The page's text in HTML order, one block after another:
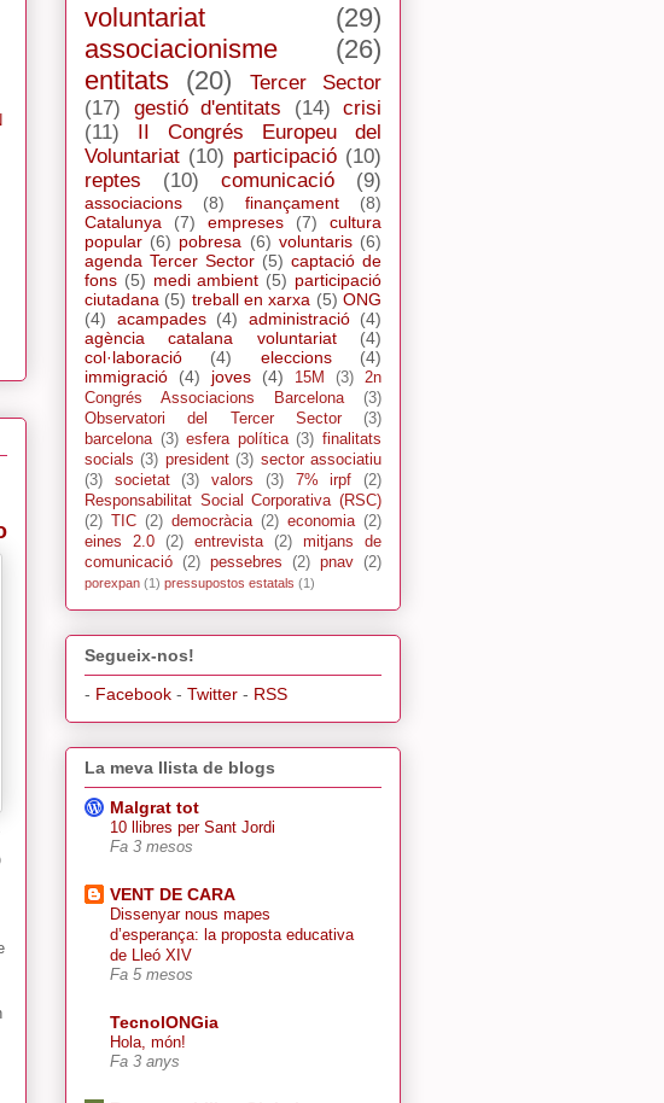
voluntariat
(29)
associacionisme
(26)
entitats (20)
Tercer Sector
(17)
gestió d'entitats (14) crisi
(11)
II Congrés Europeu del
Voluntariat (10) participació (10)
reptes
(10) comunicació (9)
associacions (8) finançament
(8)
Catalunya
(7) empreses (7)
cultura
popular (6) pobresa (6) voluntaris (6)
agenda Tercer Sector (5) captació de
fons (5) medi ambient (5) participació
ciutadana (5) treball en xarxa (5) ONG
(4)
acampades (4) administració (4)
agència catalana voluntariat
(4)
col·laboració
(4) eleccions
(4)
immigració
(4) joves (4) 15M (3)
2n
Congrés Associacions Barcelona
(3)
Observatori del Tercer Sector
(3)
barcelona (3) esfera política (3) finalitats
socials (3) president (3) sector associatiu
(3)
societat (3) valors (3) 7% irpf
(2)
Responsabilitat Social Corporativa (RSC)
(2) TIC (2) democràcia (2) economia (2)
eines 2.0
(2) entrevista (2)
mitjans de
comunicació (2) pessebres (2) pnav (2)
porexpan (1) pressupostos estatals (1)
Segueix-nos!
- Facebook - Twitter - RSS
La meva llista de blogs
Malgrat tot
10 llibres per Sant Jordi
Fa 3 mesos
VENT DE CARA
Dissenyar nous mapes
d’esperança: la proposta educativa
de Lleó XIV
Fa 5 mesos
TecnolONGia
Hola, món!
Fa 3 anys